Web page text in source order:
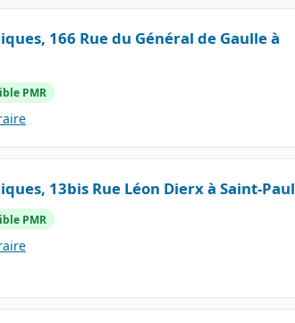
166 Rue du Général de Gaulle à
PMR
13bis Rue Léon Dierx à Saint-Paul
PMR